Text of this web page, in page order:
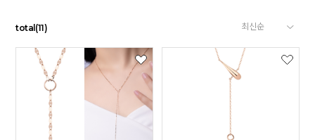
total (11)